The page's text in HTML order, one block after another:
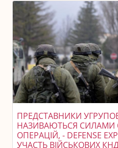
ПРЕДСТАВНИКИ
НАЗИВАЮТЬСЯ СИЛАМИ
ОПЕРАЦІЙ, - DEFENSE
УЧАСТЬ ВІЙСЬКОВИХ